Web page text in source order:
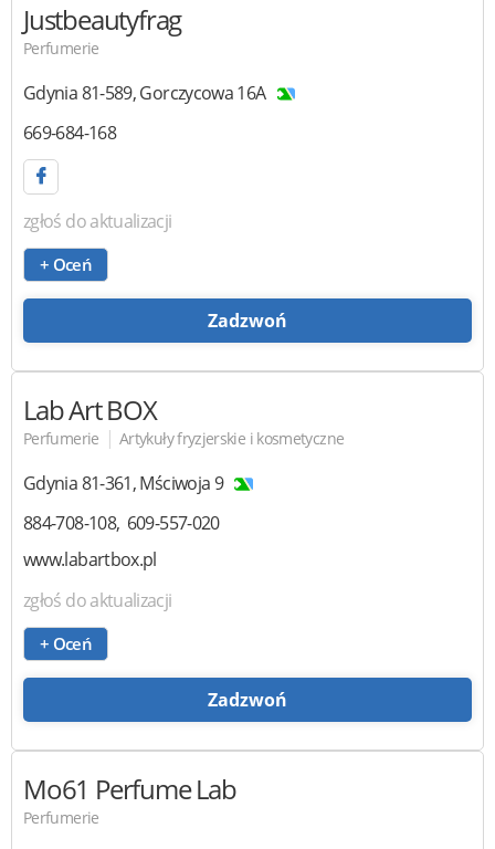
Justbeautyfrag
Perfumerie
Gdynia81-589,Gorczycowa 16A
669-684-168
zgłoś do aktualizacji
+ Oceń
Zadzwoń
Lab Art BOX
Perfumerie | Artykuły fryzjerskie i kosmetyczne
Gdynia81-361,Mściwoja 9
884-708-108 609-557-020
www.labartbox.pl
zgłoś do aktualizacji
+ Oceń
Zadzwoń
Mo61 Perfume Lab
Perfumerie